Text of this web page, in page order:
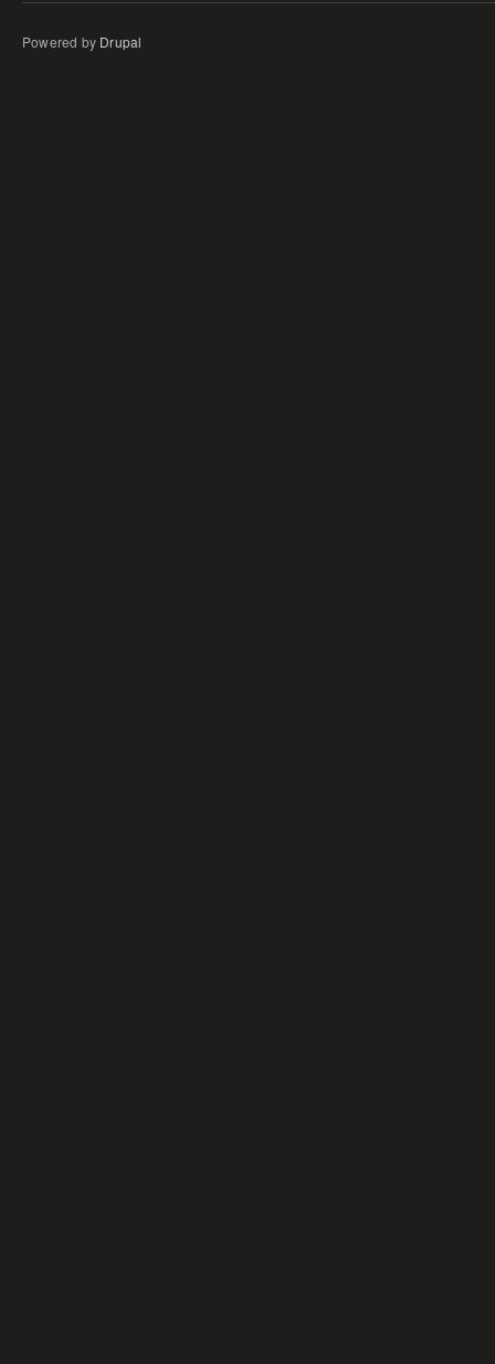
Powered by Drupal